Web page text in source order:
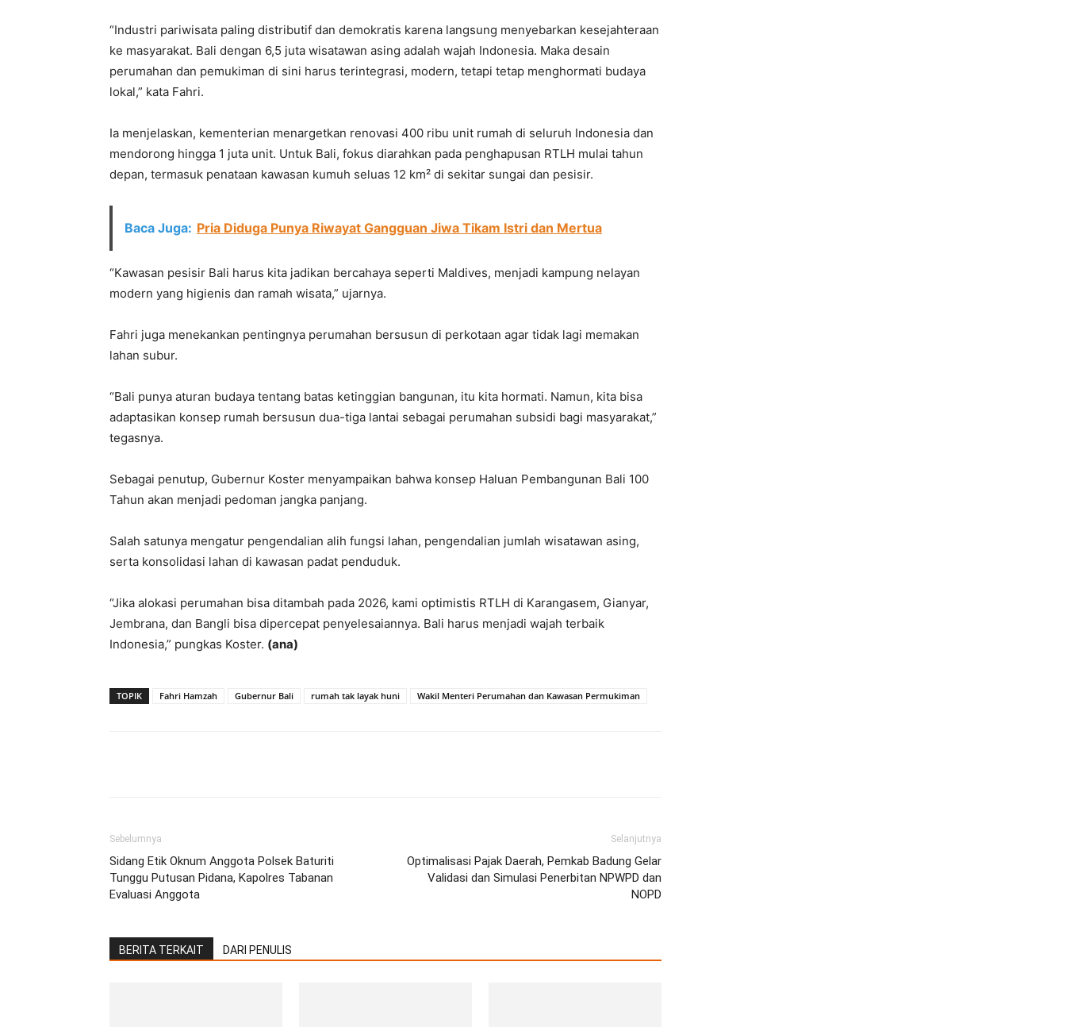
“Industri pariwisata paling distributif dan demokratis karena langsung menyebarkan kesejahteraan
ke masyarakat. Bali dengan 6,5 juta wisatawan asing adalah wajah Indonesia. Maka desain
perumahan dan pemukiman di sini harus terintegrasi, modern, tetapi tetap menghormati budaya
lokal,” kata Fahri.
Ia menjelaskan, kementerian menargetkan renovasi 400 ribu unit rumah di seluruh Indonesia dan
mendorong hingga 1 juta unit. Untuk Bali, fokus diarahkan pada penghapusan RTLH mulai tahun
depan, termasuk penataan kawasan kumuh seluas 12 km² di sekitar sungai dan pesisir.
Baca Juga: Pria Diduga Punya Riwayat Gangguan Jiwa Tikam Istri dan Mertua
“Kawasan pesisir Bali harus kita jadikan bercahaya seperti Maldives, menjadi kampung nelayan
modern yang higienis dan ramah wisata,” ujarnya.
Fahri juga menekankan pentingnya perumahan bersusun di perkotaan agar tidak lagi memakan
lahan subur.
“Bali punya aturan budaya tentang batas ketinggian bangunan, itu kita hormati. Namun, kita bisa
adaptasikan konsep rumah bersusun dua-tiga lantai sebagai perumahan subsidi bagi masyarakat,”
tegasnya.
Sebagai penutup, Gubernur Koster menyampaikan bahwa konsep Haluan Pembangunan Bali 100
Tahun akan menjadi pedoman jangka panjang.
Salah satunya mengatur pengendalian alih fungsi lahan, pengendalian jumlah wisatawan asing,
serta konsolidasi lahan di kawasan padat penduduk.
“Jika alokasi perumahan bisa ditambah pada 2026, kami optimistis RTLH di Karangasem, Gianyar,
Jembrana, dan Bangli bisa dipercepat penyelesaiannya. Bali harus menjadi wajah terbaik
Indonesia,” pungkas Koster. (ana)
TOPIK Fahri Hamzah Gubernur Bali rumah tak layak huni Wakil Menteri Perumahan dan Kawasan Permukiman
Sebelumnya
Sidang Etik Oknum Anggota Polsek Baturiti
Tunggu Putusan Pidana, Kapolres Tabanan
Evaluasi Anggota
Selanjutnya
Optimalisasi Pajak Daerah, Pemkab Badung Gelar
Validasi dan Simulasi Penerbitan NPWPD dan
NOPD
BERITA TERKAIT DARI PENULIS